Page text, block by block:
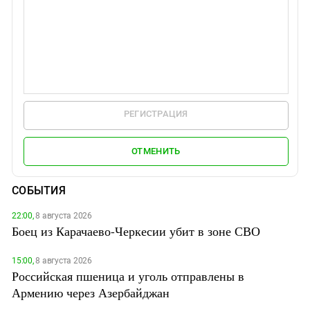
РЕГИСТРАЦИЯ
ОТМЕНИТЬ
СОБЫТИЯ
22:00,8 августа 2026
Боец из Карачаево-Черкесии убит в зоне СВО
15:00,8 августа 2026
Российская пшеница и уголь отправлены в
Армению через Азербайджан